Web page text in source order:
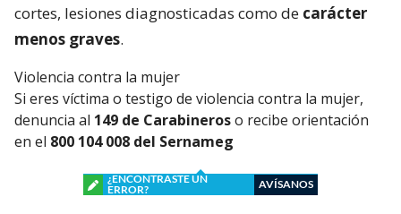
cortes, lesiones diagnosticadas como de carácter
menos graves.
Violencia contra la mujer
Si eres víctima o testigo de violencia contra la mujer,
denuncia al 149 de Carabineroso recibe orientación
en el 800 104 008 del Sernameg
¿ENCONTRASTE UN
ERROR?
AVÍSANOS